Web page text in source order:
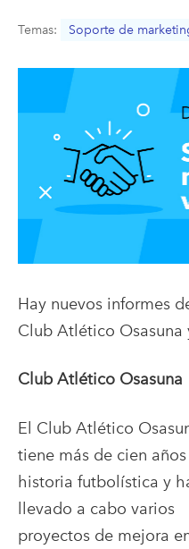
Temas: Soporte de
Hay nuevos informes
Club Atlético Osasuna
Club Atlético Osasuna
El Club Atlético
tiene más de cien
historia futbolística y
llevado a cabo varios
proyectos de mejora